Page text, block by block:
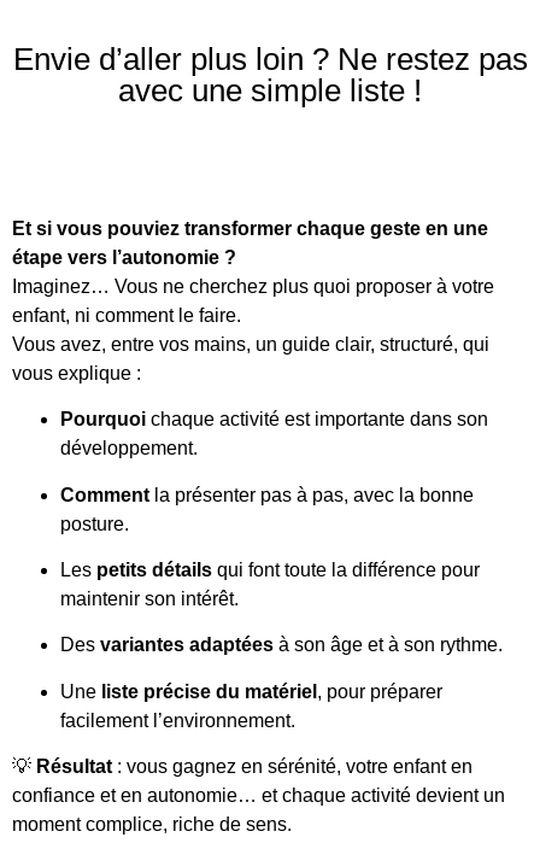
Envie d’aller plus loin ? Ne restez pas
avec une simple liste !
Et si vous pouviez transformer chaque geste en une
étape vers l’autonomie ?
Imaginez… Vous ne cherchez plus quoi proposer à votre
enfant, ni comment le faire.
Vous avez, entre vos mains, un guide clair, structuré, qui
vous explique :
Pourquoi chaque activité est importante dans son
développement.
Comment la présenter pas à pas, avec la bonne
posture.
Les petits détails qui font toute la différence pour
maintenir son intérêt.
Des variantes adaptées à son âge et à son rythme.
Une liste précise du matériel , pour préparer
facilement l’environnement.
💡 Résultat : vous gagnez en sérénité, votre enfant en
confiance et en autonomie… et chaque activité devient un
moment complice, riche de sens.